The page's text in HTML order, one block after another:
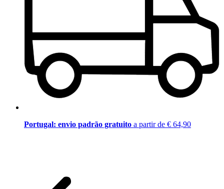
Portugal: envio padrão gratuito a partir de € 64,90